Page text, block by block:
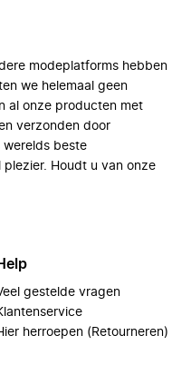
modeplatforms hebben
we helemaal geen
al onze producten met
verzonden door
werelds beste
plezier. Houdt u van onze
gestelde vragen
herroepen (Retourneren)